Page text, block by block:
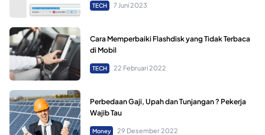
TECH 7 Juni 2023
Cara Memperbaiki Flashdisk yang Tidak Terbaca
di Mobil
TECH 22 Februari 2022
Perbedaan Gaji, Upah dan Tunjangan ? Pekerja
Wajib Tau
Money 29 Desember 2022